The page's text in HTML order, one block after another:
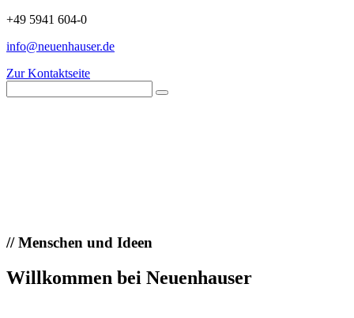
+49 5941 604-0
info@neuenhauser.de
Zur Kontaktseite
//Menschen und Ideen
Willkommen bei Neuenhauser